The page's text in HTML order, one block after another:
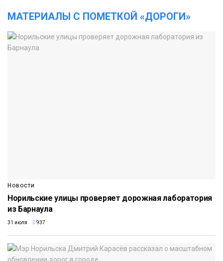
МАТЕРИАЛЫ С ПОМЕТКОЙ «ДОРОГИ»
Новости
Норильские улицы проверяет дорожная лаборатория
из Барнаула
31 июля 937